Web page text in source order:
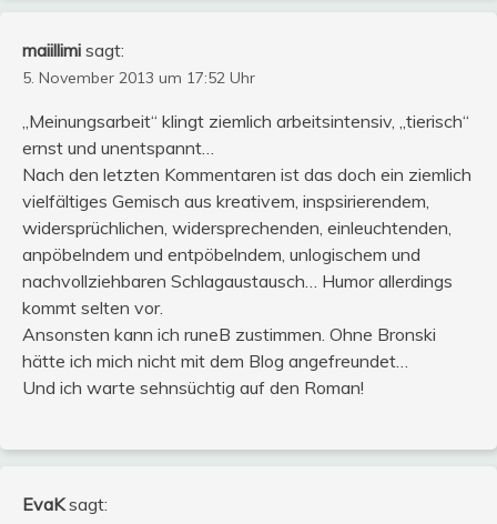
maiillimi sagt:
5. November 2013 um 17:52 Uhr
„Meinungsarbeit“ klingt ziemlich arbeitsintensiv, „tierisch“
ernst und unentspannt…
Nach den letzten Kommentaren ist das doch ein ziemlich
vielfältiges Gemisch aus kreativem, inspsirierendem,
widersprüchlichen, widersprechenden, einleuchtenden,
anpöbelndem und entpöbelndem, unlogischem und
nachvollziehbaren Schlagaustausch… Humor allerdings
kommt selten vor.
Ansonsten kann ich runeB zustimmen. Ohne Bronski
hätte ich mich nicht mit dem Blog angefreundet…
Und ich warte sehnsüchtig auf den Roman!
EvaK sagt: